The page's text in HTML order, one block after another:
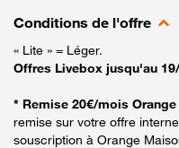
Conditions de l'offre
« Lite » = Léger.
Offres Livebox jusqu'au
* Remise 20€/mois
remise sur votre offre
souscription à Orange